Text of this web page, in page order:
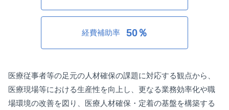
経費補助率 50％
医療従事者等の足元の人材確保の課題に対応する観点から、
医療現場等における生産性を向上し、更なる業務効率化や職
場環境の改善を図り、医療人材確保・定着の基盤を構築する